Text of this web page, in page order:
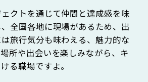
クトを通じて仲間と達成感を味
全国各地に現場があるため、出
旅行気分も味わえる、魅力的な
所や出会いを楽しみながら、キ
る職場ですよ。